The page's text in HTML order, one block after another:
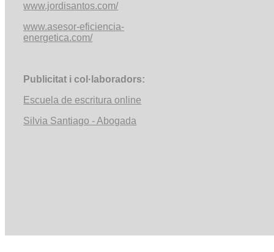
www.jordisantos.com/
www.asesor-eficiencia-
energetica.com/
Publicitat icol·laboradors:
Escuela de escritura online
Silvia Santiago -Abogada